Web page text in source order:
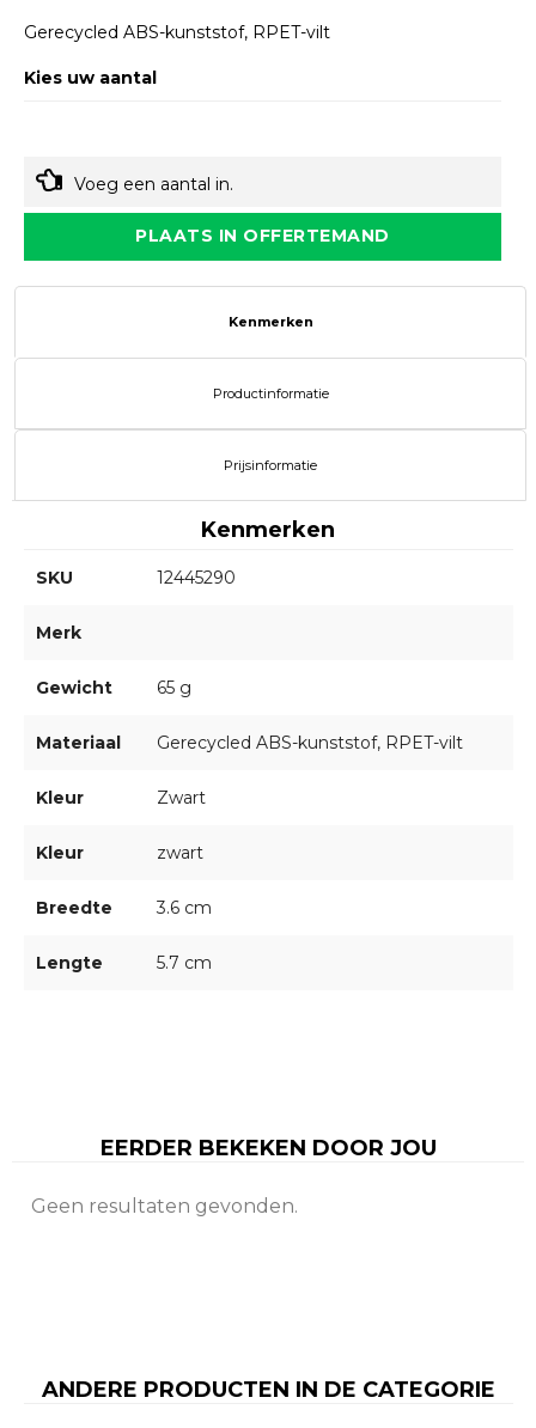
Gerecycled ABS-kunststof, RPET-vilt
Kies uw aantal
Voeg een aantal in.
PLAATS IN OFFERTEMAND
Kenmerken
Productinformatie
Prijsinformatie
Kenmerken
SKU 12445290
Merk
Gewicht 65 g
Materiaal Gerecycled ABS-kunststof, RPET-vilt
Kleur Zwart
Kleur zwart
Breedte 3.6 cm
Lengte 5.7 cm
EERDER BEKEKEN DOOR JOU
Geen resultaten gevonden.
ANDERE PRODUCTEN IN DE CATEGORIE